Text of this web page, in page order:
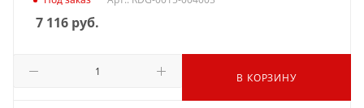
7 116 руб.
В КОРЗИНУ